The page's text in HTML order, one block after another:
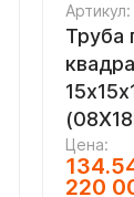
Труба
Цена:
220